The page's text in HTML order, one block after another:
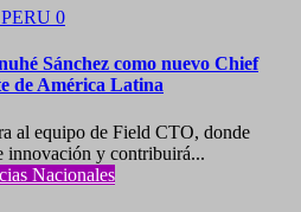
0
Sánchez como nuevo Chief
de América Latina
al equipo de Field CTO, donde
innovación y contribuirá...
Nacionales